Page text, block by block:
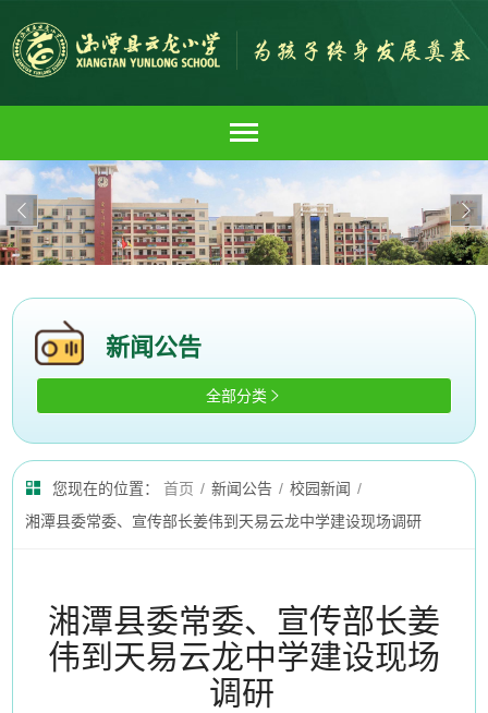
 
新闻公告
全部分类 
您现在的位置： 首页 / 新闻公告 / 校园新闻 /
湘潭县委常委、宣传部长姜伟到天易云龙中学建设现场调研
湘潭县委常委、宣传部长姜
伟到天易云龙中学建设现场
调研